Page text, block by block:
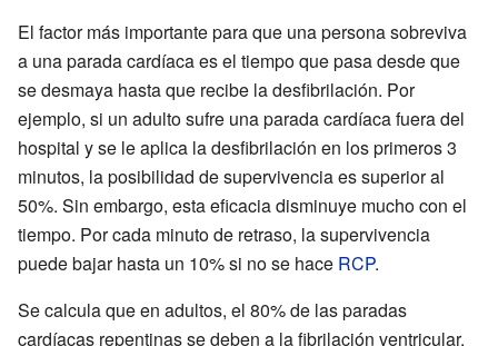
El factor más importante para que una persona sobreviva
a una parada cardíaca es el tiempo que pasa desde que
se desmaya hasta que recibe la desfibrilación. Por
ejemplo, si un adulto sufre una parada cardíaca fuera del
hospital y se le aplica la desfibrilación en los primeros 3
minutos, la posibilidad de supervivencia es superior al
50%. Sin embargo, esta eficacia disminuye mucho con el
tiempo. Por cada minuto de retraso, la supervivencia
puede bajar hasta un 10% si no se hace RCP.
Se calcula que en adultos, el 80% de las paradas
cardíacas repentinas se deben a la fibrilación ventricular.